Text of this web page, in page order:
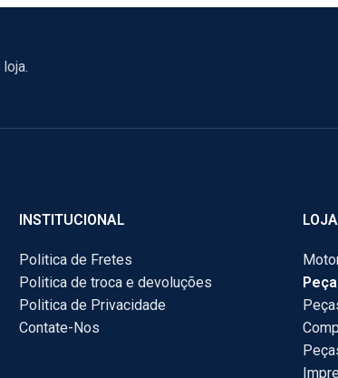
INSTITUCIONAL
Politica de Fretes
Politica de troca e devoluções
Politica de Privacidade
Contate-Nos
LOJA